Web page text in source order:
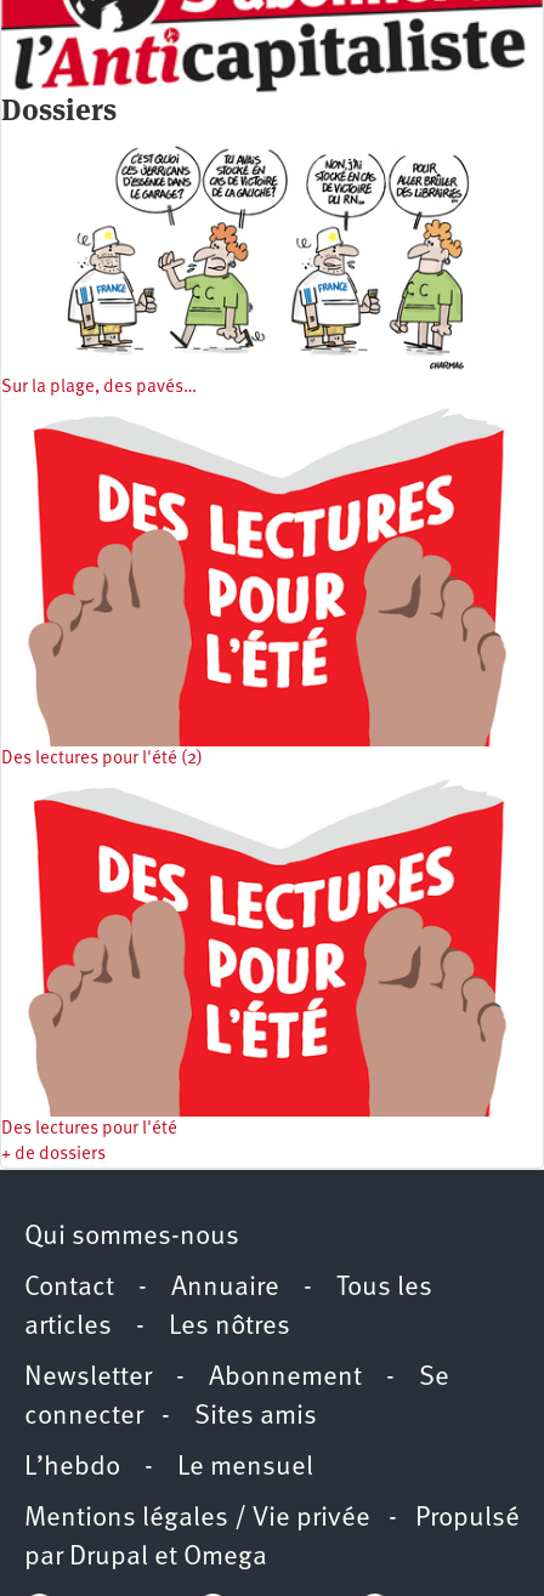
Dossiers
Sur la plage, des pavés…
Des lectures pour l'été (2)
Des lectures pour l'été
+ de dossiers
Qui sommes-nous
Contact - Annuaire -
Tous les
articles - Les nôtres
Newsletter- Abonnement - Se
connecter- Sites amis
L’hebdo - Le mensuel
Mentions légales / Vie privée - Propulsé
par Drupal et Omega